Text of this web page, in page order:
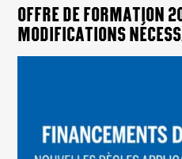
OFFRE DE FORMATION
MODIFICATIONS